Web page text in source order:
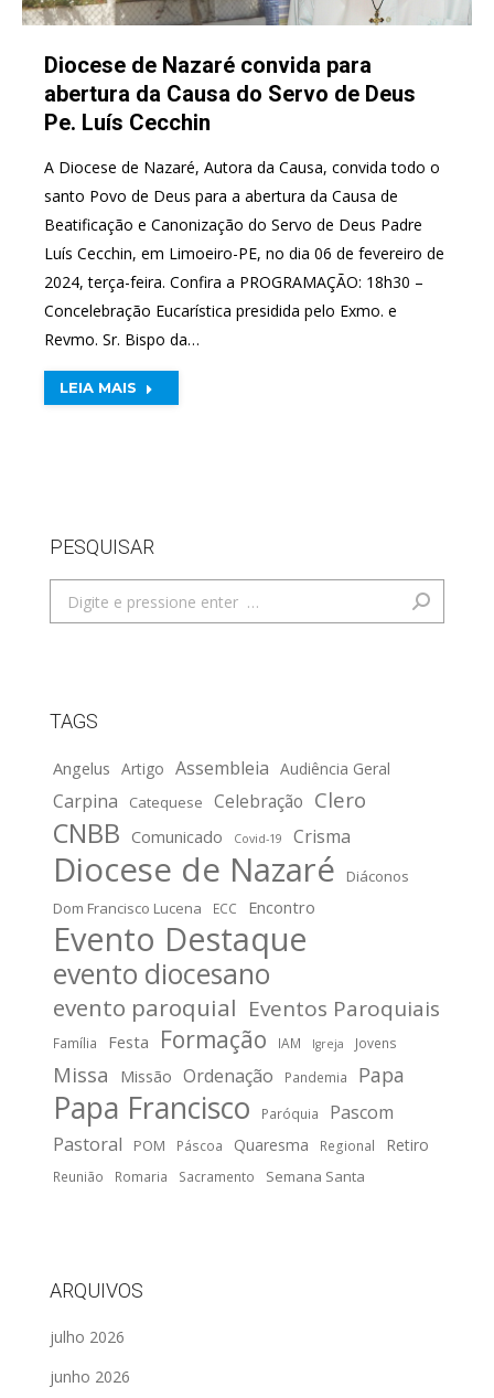
Diocese de Nazaré convida para
abertura da Causa do Servo de Deus
Pe. Luís Cecchin
A Diocese de Nazaré, Autora da Causa, convida todo o
santo Povo de Deus para a abertura da Causa de
Beatificação e Canonização do Servo de Deus Padre
Luís Cecchin, em Limoeiro-PE, no dia 06 de fevereiro de
2024, terça-feira. Confira a PROGRAMAÇÃO: 18h30 –
Concelebração Eucarística presidida pelo Exmo. e
Revmo. Sr. Bispo da…
LEIA MAIS
PESQUISAR
Search:
TAGS
Angelus Artigo Assembleia Audiência Geral
Carpina Catequese Celebração Clero
CNBB Comunicado Covid-19 Crisma
Diocese de Nazaré
Diáconos
Dom Francisco Lucena
ECC Encontro
Evento Destaque
evento diocesano
evento paroquial Eventos Paroquiais
Família Festa Formação IAM Igreja Jovens
Missa Missão Ordenação Pandemia Papa
Papa Francisco Paróquia
Pascom
Pastoral
POM Páscoa Quaresma Regional Retiro
Reunião Romaria Sacramento Semana Santa
ARQUIVOS
julho 2026
junho 2026